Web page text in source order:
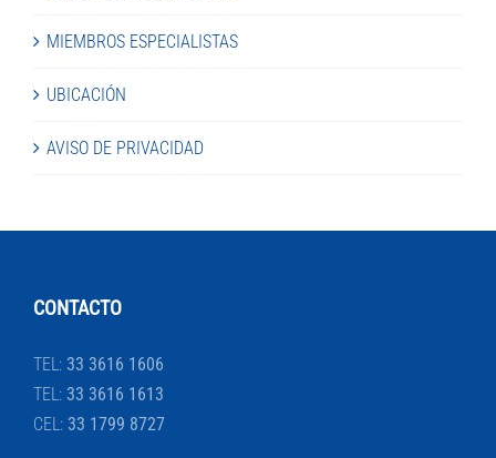
MIEMBROS ESPECIALISTAS
UBICACIÓN
AVISO DE PRIVACIDAD
CONTACTO
TEL: 33 3616 1606
TEL: 33 3616 1613
CEL: 33 1799 8727